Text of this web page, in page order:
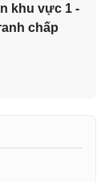
khu vực 1 -
chấp